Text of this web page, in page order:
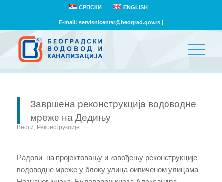
СРПСКИ ENGLISH
E-mail: servisnicentar@beograd.gov.rs|
Завршена реконструкција водоводне
мреже на Дедињу
Вести Реконструкције
Радови на пројектовању и извођењу реконструкције
водоводне мреже у блоку улица оивиченом улицама